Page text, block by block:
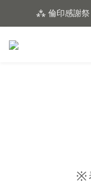
⁂ 倫印感謝
※